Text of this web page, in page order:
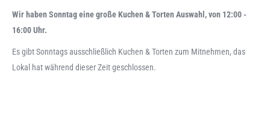
Wir haben Sonntag eine große Kuchen & Torten Auswahl, von 12:00 -
16:00 Uhr.
Es gibt Sonntags ausschließlich Kuchen & Torten zum Mitnehmen, das
Lokal hat während dieser Zeit geschlossen.